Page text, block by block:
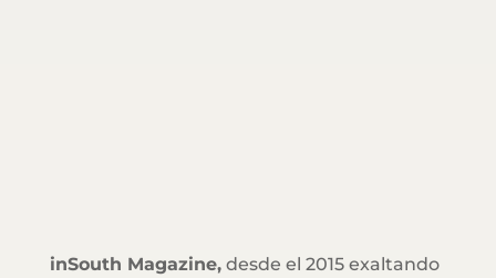
inSouth Magazine,desde el 2015 exaltando